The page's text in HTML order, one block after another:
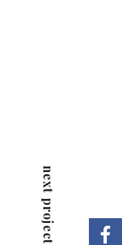
next project